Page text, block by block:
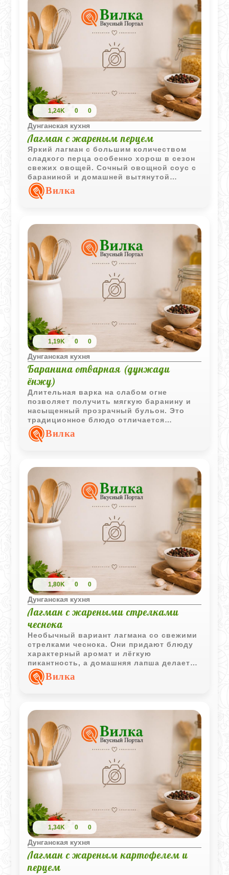
1,24K 0 0
Дунганская кухня
Лагман с жареным перцем
Яркий лагман с большим количеством
сладкого перца особенно хорош в сезон
свежих овощей. Сочный овощной соус с
бараниной и домашней вытянутой
лапшой делает блюдо насыщенным и
ароматным.
Вилка
1,19K 0 0
Дунганская кухня
Баранина отварная (дунжади
ёнжу)
Длительная варка на слабом огне
позволяет получить мягкую баранину и
насыщенный прозрачный бульон. Это
традиционное блюдо отличается
простым составом и естественным
вкусом мяса.
Вилка
1,80K 0 0
Дунганская кухня
Лагман с жареными стрелками
чеснока
Необычный вариант лагмана со свежими
стрелками чеснока. Они придают блюду
характерный аромат и лёгкую
пикантность, а домашняя лапша делает
подачу особенно сытной и
выразительной.
Вилка
1,34K 0 0
Дунганская кухня
Лагман с жареным картофелем и
перцем